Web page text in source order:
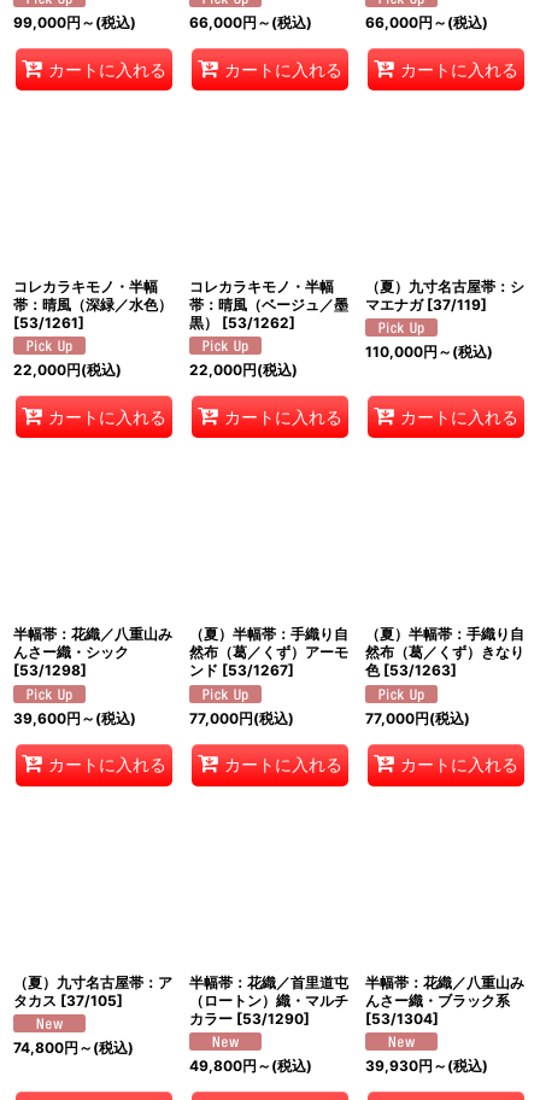
99,000円 ～ (税込)
カートに入れる
66,000円 ～ (税込)
カートに入れる
66,000円 ～ (税込)
カートに入れる
コレカラキモノ・半幅
帯：晴風（深緑／水色）
[53/1261]
22,000円(税込)
カートに入れる
コレカラキモノ・半幅
帯：晴風（ベージュ／墨
黒）
[53/1262]
22,000円(税込)
カートに入れる
（夏）九寸名古屋帯：シ
マエナガ [37/119]
110,000円 ～ (税込)
カートに入れる
半幅帯：花織／八重山み
んさー織・シック
[53/1298]
39,600円 ～ (税込)
カートに入れる
（夏）半幅帯：手織り自
然布（葛／くず）アーモ
ンド [53/1267]
77,000円(税込)
カートに入れる
（夏）半幅帯：手織り自
然布（葛／くず）きなり
色 [53/1263]
77,000円(税込)
カートに入れる
（夏）九寸名古屋帯：ア
タカス [37/105]
74,800円 ～ (税込)
半幅帯：花織／首里道屯
（ロートン）織・マルチ
カラー [53/1290]
49,800円 ～ (税込)
半幅帯：花織／八重山み
んさー織・ブラック系
[53/1304]
39,930円 ～ (税込)